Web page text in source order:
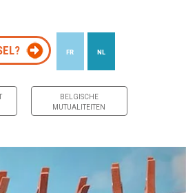
FR NL
BELGISCHE
MUTUALITEITEN